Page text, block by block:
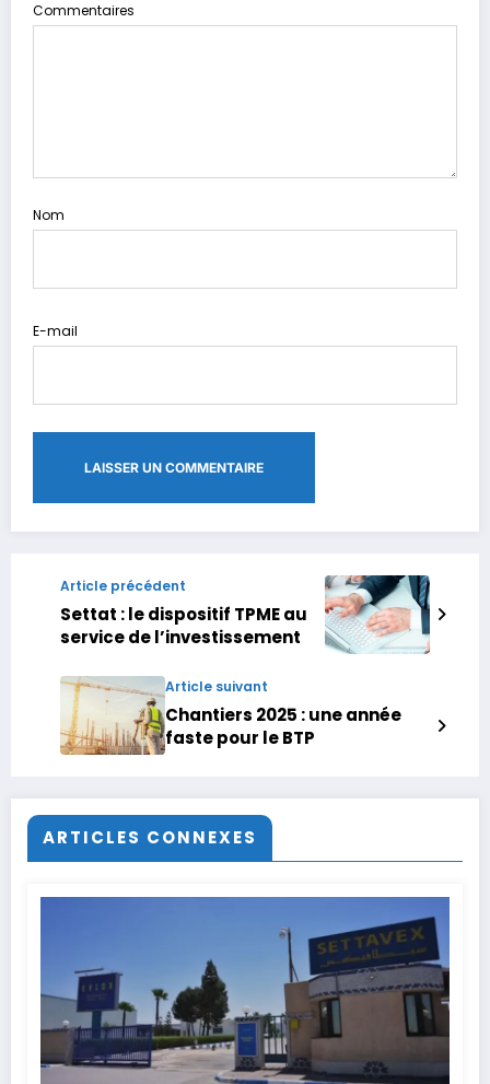
Commentaires
Nom
E-mail
Article précédent
Settat : le dispositif TPME au
service de l’investissement
Article suivant
Chantiers 2025 : une année
faste pour le BTP
ARTICLES CONNEXES